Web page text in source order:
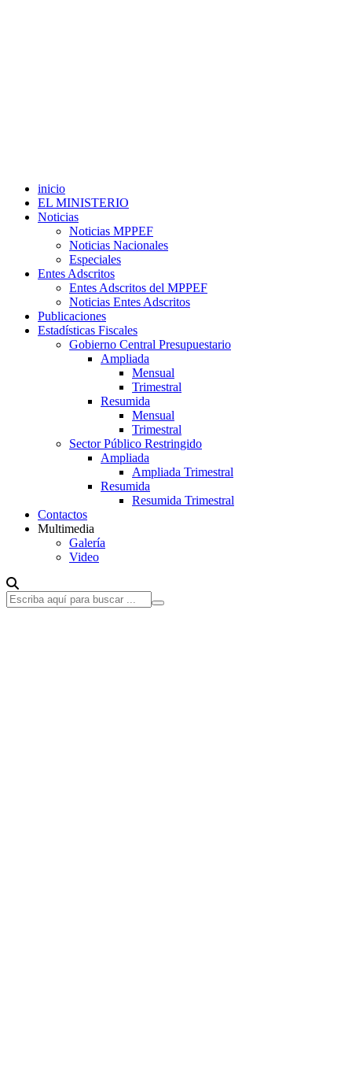
inicio
EL MINISTERIO
Noticias
Noticias MPPEF
Noticias Nacionales
Especiales
Entes Adscritos
Entes Adscritos del MPPEF
Noticias Entes Adscritos
Publicaciones
Estadísticas Fiscales
Gobierno Central Presupuestario
Ampliada
Mensual
Trimestral
Resumida
Mensual
Trimestral
Sector Público Restringido
Ampliada
Ampliada Trimestral
Resumida
Resumida Trimestral
Contactos
Multimedia
Galería
Video